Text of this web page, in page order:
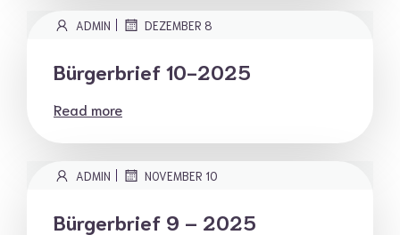
ADMIN | DEZEMBER 8
Bürgerbrief 10-2025
Read more
ADMIN | NOVEMBER 10
Bürgerbrief 9 – 2025